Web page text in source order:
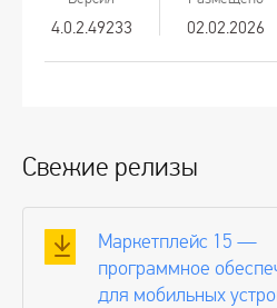
4.0.2.49233 02.02.2026
Свежие релизы
Маркетплейс 15 —
программное
для мобильных